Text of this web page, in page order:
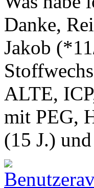
Danke,
Jakob
ALTE,
mit PEG,
(15 J.)